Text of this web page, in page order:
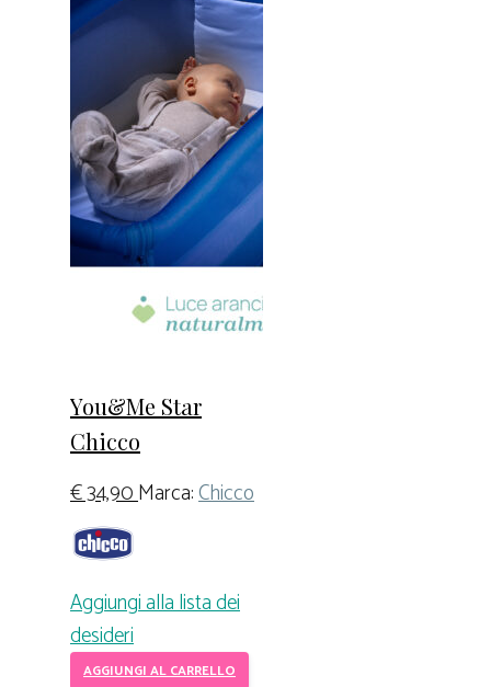
You&Me Star
Chicco
€34,90Marca:Chicco
Aggiungi alla lista dei
desideri
AGGIUNGI AL CARRELLO